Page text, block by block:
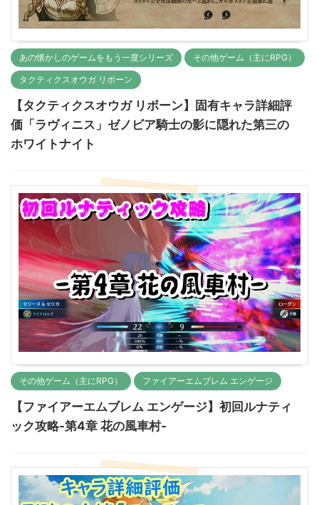
あの懐かしのゲームをもう一度シリーズ その他ゲーム（主にRPG）
タクティクスオウガ リボーン
【タクティクスオウガ リボーン】固有キャラ詳細評
価「ラヴィニス」ゼノビア騎士の影に隠れた第三の
ホワイトナイト
その他ゲーム（主にRPG） ファイアーエムブレム エンゲージ
【ファイアーエムブレム エンゲージ】初回ルナティ
ック攻略-第4章 花の風車村-